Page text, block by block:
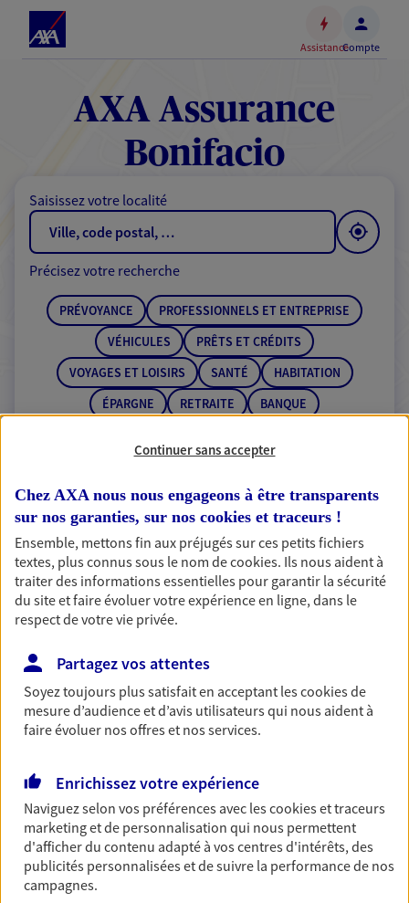
Accéder
contenu
principal
Accéder
au
de
AssistanceCompte
AXA Assurance
Bonifacio
Saisissez votre localité
Précisez votre recherche
PRÉVOYANCE
PROFESSIONNELS ET ENTREPRISE
VÉHICULES
PRÊTS ET CRÉDITS
VOYAGES ET LOISIRS
SANTÉ
HABITATION
ÉPARGNE
RETRAITE BANQUE
1 résultat correspond à votre
recherche
Passer les
résultats
M Poli Serge Mme Poli
Agents Généraux d'assurance exclusif AXA
Immeuble Les Palmiers Port De Plaisance, 20169
Bonifacio
Horaires : Fermé
Ouvre à 08:30
Continuer sans accepter
Chez AXA nous nous engageons à être transparents
sur nos garanties, sur nos cookies et traceurs !
Ensemble, mettons fin aux préjugés sur ces petits fichiers
textes, plus connus sous le nom decookies. Ils nous aident à
traiter des informations essentielles pour garantir la sécurité
du site et faire évoluer votre expérience en ligne, dans le
respect de votre vie privée.
Partagez vos attentes
Soyez toujours plus satisfait en acceptant lescookiesde
mesure d’audience et d’avis utilisateurs qui nous aident à
faire évoluer nos offres et nos services.
Enrichissez votre expérience
Naviguez selon vos préférences avec lescookies et traceurs
marketing et de personnalisation qui nous permettent
d'afficher du contenu adapté à vos centres d'intérêts, des
publicités personnalisées et de suivre la performance de nos
campagnes.